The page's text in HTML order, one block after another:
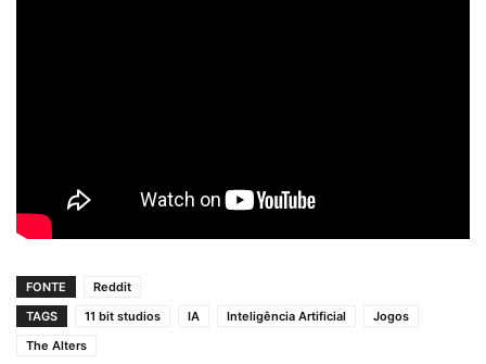
FONTE
Reddit
TAGS
11 bit studios IA Inteligência Artificial
Jogos
The Alters